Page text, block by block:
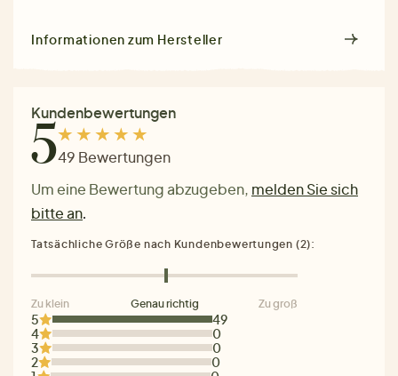
Informationen zum Hersteller
Kundenbewertungen
549 Bewertungen
Um eine Bewertung abzugeben, melden Sie sich
bitte an.
5
49
4
0
3
0
2
0
Tatsächliche Größe nach Kundenbewertungen (2):
Zu klein Genau richtig Zu groß